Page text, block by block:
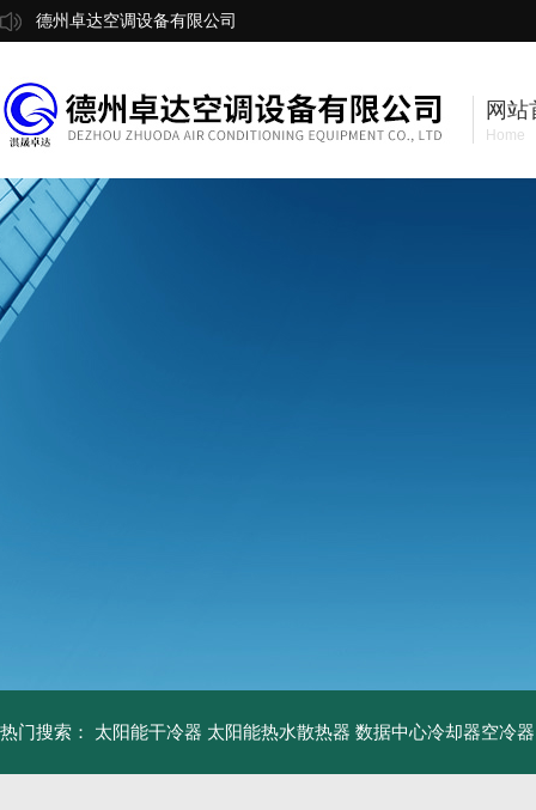
德州卓达空调设备有限公司
网站
Home
热门搜索： 太阳能干冷器 太阳能热水散热器 数据中心冷却器空冷器